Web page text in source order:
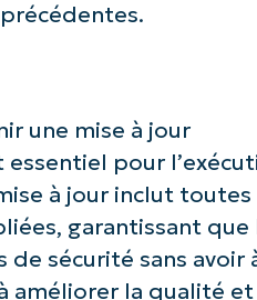
une mise à jour
pour
à jour inclut toutes
garantissant que
sécurité sans avoir
améliorer la qualité et
les analyses de
NinjaOne !
First
last